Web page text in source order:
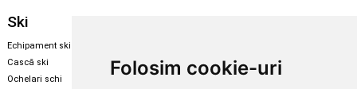
Folosim cookie-uri
Ski
Echipament ski
Cască ski
Ochelari schi
Echipament snowboard